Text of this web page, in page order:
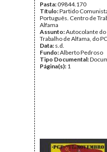
Pasta:09844.170
Título:Partido
Português. Centro de
Alfama
Assunto:Autocolante
Trabalho de Alfama, do
Data: s.d.
Fundo:Alberto Pedroso
Tipo Documental:
Página(s): 1